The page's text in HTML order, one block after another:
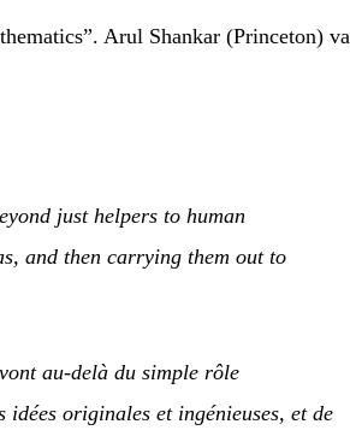
Arul Shankar (Princeton) va
just helpers to human
and then carrying them out to
au-delà du simple rôle
originales et ingénieuses, et de